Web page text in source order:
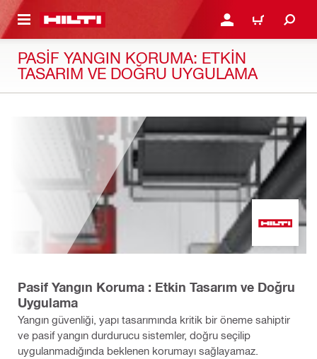
GEÇ GIRIŞ YAP YA DA KAYIT
SEPET
PASIF YANGIN KORUMA: ETKIN
TASARIM VE DOĞRU UYGULAMA
Pasif Yangın Koruma : Etkin Tasarım ve Doğru
Uygulama
Yangın güvenliği, yapı tasarımında kritik bir öneme sahiptir
ve pasif yangın durdurucu sistemler, doğru seçilip
uygulanmadığında beklenen korumayı sağlayamaz.